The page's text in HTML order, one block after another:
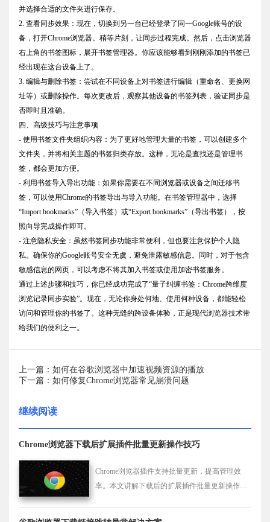
并选择合适的文件夹进行保存。
2. 查看同步效果：现在，切换到另一台已经登录了同一Google账号的设
备，打开Chrome浏览器。稍等片刻，让同步过程完成。然后，点击浏览器
右上角的书签图标，展开书签管理器。你应该能够看到刚刚添加的书签已
经出现在这台设备上了。
3. 编辑与删除书签：尝试在不同设备上对书签进行编辑（重命名、更换网
址等）或删除操作。每次更改后，观察其他设备的书签列表，验证同步是
否即时且准确。
四、高级技巧与注意事项
- 使用书签文件夹组织内容：为了更好地管理大量的书签，可以创建多个
文件夹，并将相关主题的书签归类存放。这样，无论是查找还是管理书
签，都会更加方便。
- 利用书签导入导出功能：如果你需要在不同浏览器或设备之间迁移书
签，可以使用Chrome的书签导出与导入功能。在书签管理器中，选择
“Import bookmarks”（导入书签）或“Export bookmarks”（导出书签），按
照向导完成操作即可。
- 注意隐私安全：虽然书签同步功能非常便利，但也要注意保护个人隐
私。确保你的Google账号安全无虞，避免泄露敏感信息。同时，对于包含
敏感信息的网页，可以考虑不将其加入书签或使用加密书签服务。
通过上述步骤和技巧，你已经成功完成了“量子纠缠书签：Chrome跨维度
浏览记录同步实验”。现在，无论你身处何地、使用何种设备，都能轻松
访问和管理你的书签了。这种无缝的跨设备体验，正是现代浏览器技术带
给我们的便利之一。
上一篇：如何在谷歌浏览器中加速视频资源的播放
下一篇：如何修复Chrome浏览器常见崩溃问题
继续阅读
Chrome浏览器下载后扩展插件批量更新操作技巧
Chrome浏览器插件支持批量更新，提高管理效
率。本文讲解下载后的扩展插件批量更新操作技